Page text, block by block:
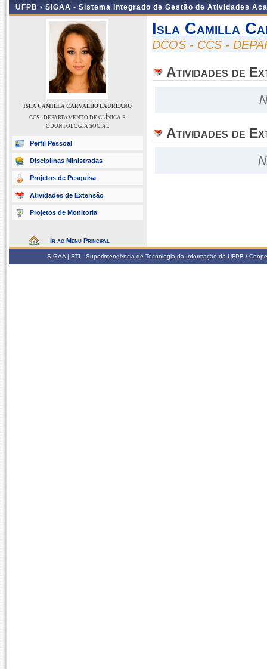
UFPB › SIGAA - Sistema Integrado de Gestão de Atividades
ISLA CAMILLA CARVALHO LAUREANO
CCS - DEPARTAMENTO DE CLÍNICA E
ODONTOLOGIA SOCIAL
Perfil Pessoal
Disciplinas Ministradas
Projetos de Pesquisa
Atividades de Extensão
Projetos de Monitoria
Ir ao Menu Principal
Isla Camilla
DCOS - CCS -
Atividades de
Atividades de
SIGAA | STI - Superintendência de Tecnologia da Informação da UFPB /